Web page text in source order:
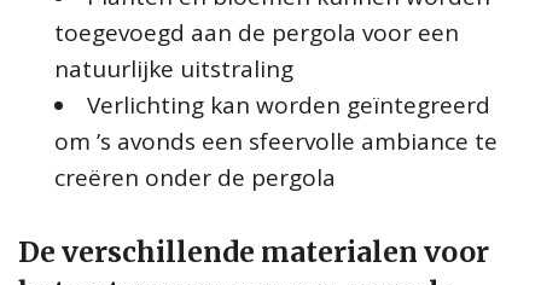
toegevoegd aan de pergola voor een
natuurlijke uitstraling
Verlichting kan worden geïntegreerd
om ’s avonds een sfeervolle ambiance te
creëren onder de pergola
De verschillende materialen voor